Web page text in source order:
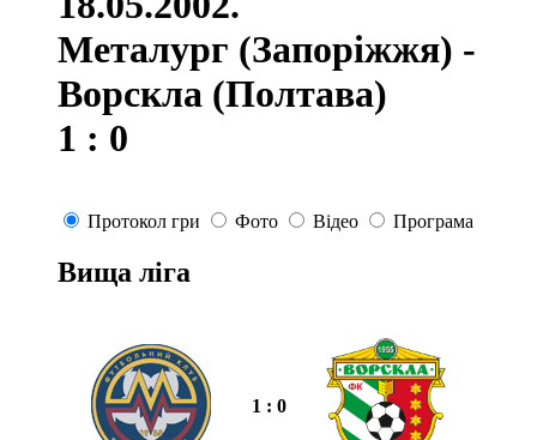
Металург (Запоріжжя) -
Ворскла (Полтава)
1 : 0
Протокол гри Фото Відео Програма
Вища ліга
1 : 0